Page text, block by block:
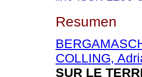
Resumen
COLLING,
SUR LE